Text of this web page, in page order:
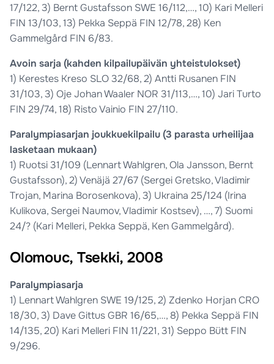
17/122, 3) Bernt Gustafsson SWE 16/112,…, 10) Kari Melleri
FIN 13/103, 13) Pekka Seppä FIN 12/78, 28) Ken
Gammelgård FIN 6/83.
Avoin sarja (kahden kilpailupäivän yhteistulokset)
1) Kerestes Kreso SLO 32/68, 2) Antti Rusanen FIN
31/103, 3) Oje Johan Waaler NOR 31/113,…, 10) Jari Turto
FIN 29/74, 18) Risto Vainio FIN 27/110.
Paralympiasarjan joukkuekilpailu (3 parasta urheilijaa
lasketaan mukaan)
1) Ruotsi 31/109 (Lennart Wahlgren, Ola Jansson, Bernt
Gustafsson), 2) Venäjä 27/67 (Sergei Gretsko, Vladimir
Trojan, Marina Borosenkova), 3) Ukraina 25/124 (Irina
Kulikova, Sergei Naumov, Vladimir Kostsev), …, 7) Suomi
24/? (Kari Melleri, Pekka Seppä, Ken Gammelgård).
Olomouc, Tsekki, 2008
Paralympiasarja
1) Lennart Wahlgren SWE 19/125, 2) Zdenko Horjan CRO
18/30, 3) Dave Gittus GBR 16/65,…, 8) Pekka Seppä FIN
14/135, 20) Kari Melleri FIN 11/221, 31) Seppo Bütt FIN
9/296.